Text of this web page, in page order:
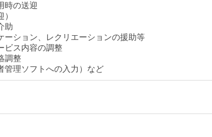
時の送迎
助
ーション、レクリエーションの援助等
ビス内容の調整
調整
管理ソフトへの入力）など